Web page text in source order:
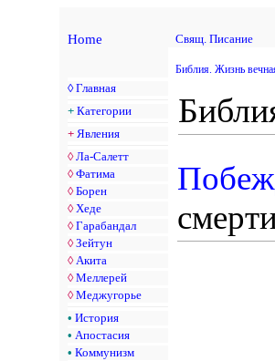
Home Свящ. Писание
◊ Главная
+ Категории
+ Явления
◊ Ла-Салетт
◊ Фатима
◊ Борен
◊ Хеде
◊ Гарабандал
◊ Зейтун
◊ Акита
◊ Меллерей
◊ Меджугорье
• История
• Апостасия
• Коммунизм
Библия. Жизнь